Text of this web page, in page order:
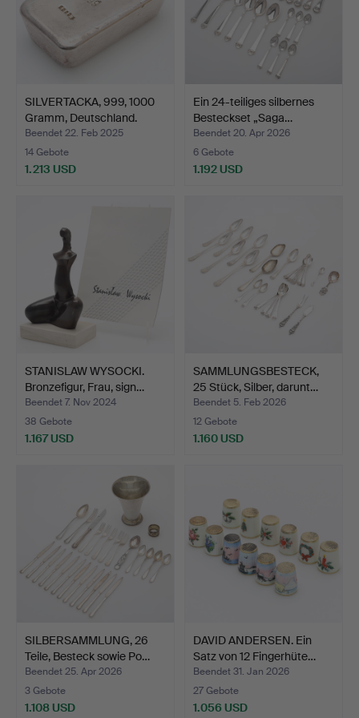
SILVERTACKA, 999, 1000
Gramm, Deutschland.
Beendet 22. Feb 2025
14 Gebote
1.213 USD
Ein 24-teiliges silbernes
Besteckset „Saga…
Beendet 20. Apr 2026
6 Gebote
1.192 USD
STANISLAW WYSOCKI.
Bronzefigur, Frau, sign…
Beendet 7. Nov 2024
38 Gebote
1.167 USD
SAMMLUNGSBESTECK,
25 Stück, Silber, darunt…
Beendet 5. Feb 2026
12 Gebote
1.160 USD
SILBERSAMMLUNG, 26
Teile, Besteck sowie Po…
Beendet 25. Apr 2026
3 Gebote
1.108 USD
DAVID ANDERSEN. Ein
Satz von 12 Fingerhüte…
Beendet 31. Jan 2026
27 Gebote
1.056 USD